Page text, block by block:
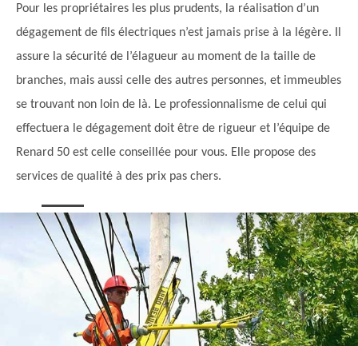
Pour les propriétaires les plus prudents, la réalisation d’un
dégagement de fils électriques n’est jamais prise à la légère. Il
assure la sécurité de l’élagueur au moment de la taille de
branches, mais aussi celle des autres personnes, et immeubles
se trouvant non loin de là. Le professionnalisme de celui qui
effectuera le dégagement doit être de rigueur et l’équipe de
Renard 50 est celle conseillée pour vous. Elle propose des
services de qualité à des prix pas chers.